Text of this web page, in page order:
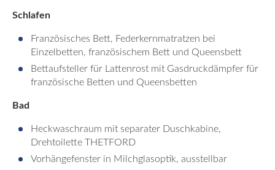
Schlafen
Französisches Bett, Federkernmatratzen bei
Einzelbetten, französischem Bett und Queensbett
Bettaufsteller für Lattenrost mit Gasdruckdämpfer für
französische Betten und Queensbetten
Bad
Heckwaschraum mit separater Duschkabine,
Drehtoilette THETFORD
Vorhängefenster in Milchglasoptik, ausstellbar